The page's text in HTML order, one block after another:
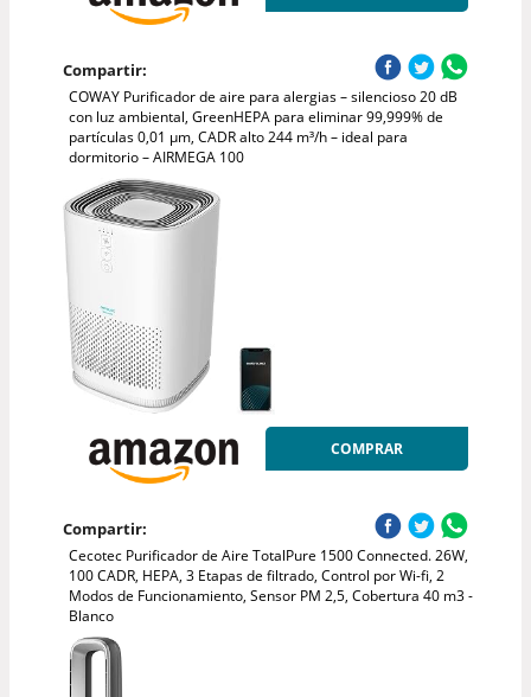
Compartir:
COWAY Purificador de aire para alergias – silencioso 20 dB
con luz ambiental, GreenHEPA para eliminar 99,999% de
partículas 0,01 µm, CADR alto 244 m³/h – ideal para
dormitorio – AIRMEGA 100
COMPRAR
Compartir:
Cecotec Purificador de Aire TotalPure 1500 Connected. 26W,
100 CADR, HEPA, 3 Etapas de filtrado, Control por Wi-fi, 2
Modos de Funcionamiento, Sensor PM 2,5, Cobertura 40 m3 -
Blanco